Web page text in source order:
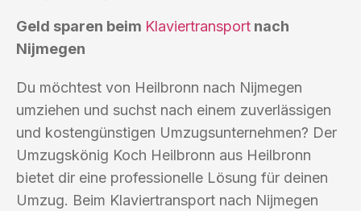
Geld sparen beim Klaviertransport nach
Nijmegen
Du möchtest von Heilbronn nach Nijmegen
umziehen und suchst nach einem zuverlässigen
und kostengünstigen Umzugsunternehmen? Der
Umzugskönig Koch Heilbronn aus Heilbronn
bietet dir eine professionelle Lösung für deinen
Umzug. Beim Klaviertransport nach Nijmegen